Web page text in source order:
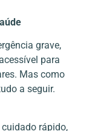
grave,
para
Mas como
a seguir.
rápido,